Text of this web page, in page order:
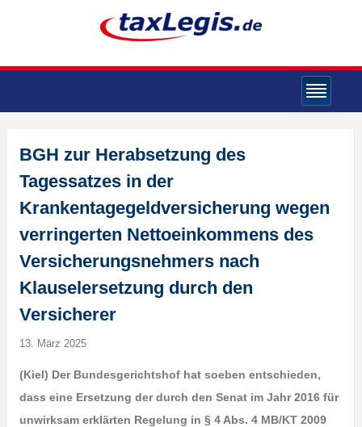
BGH zur Herabsetzung des
Tagessatzes in der
Krankentagegeldversicherung wegen
verringerten Nettoeinkommens des
Versicherungsnehmers nach
Klauselersetzung durch den
Versicherer
13. März 2025
(Kiel) Der Bundesgerichtshof hat soeben entschieden,
dass eine Ersetzung der durch den Senat im Jahr 2016 für
unwirksam erklärten Regelung in § 4 Abs. 4 MB/KT 2009